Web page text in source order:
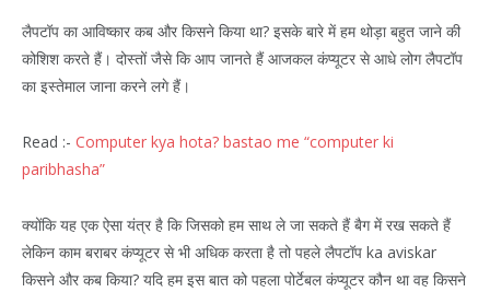
लैपटॉप का आविष्कार कब और किसने किया था? इसके बारे में हम थोड़ा बहुत जाने की
कोशिश करते हैं। दोस्तों जैसे कि आप जानते हैं आजकल कंप्यूटर से आधे लोग लैपटॉप
का इस्तेमाल जाना करने लगे हैं।
Read :- Computer kya hota? bastao me “computer ki
paribhasha”
क्योंकि यह एक ऐसा यंत्र है कि जिसको हम साथ ले जा सकते हैं बैग में रख सकते हैं
लेकिन काम बराबर कंप्यूटर से भी अधिक करता है तो पहले लैपटॉप ka aviskar
किसने और कब किया? यदि हम इस बात को पहला पोर्टेबल कंप्यूटर कौन था वह किसने